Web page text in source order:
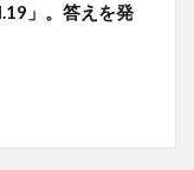
」。答えを発